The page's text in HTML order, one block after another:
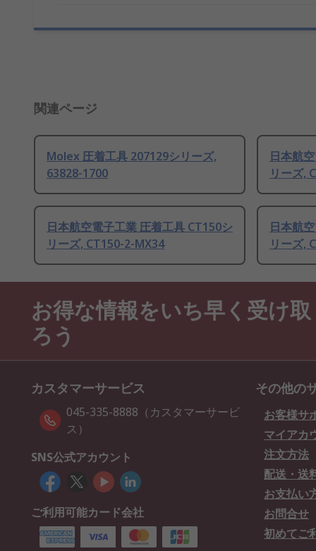
関連ページ
Molex 圧着工具 207129シリーズ,
63828-1700
日本航
リーズ,
日本航空電子工業 圧着工具 CT150シ
リーズ, CT150-2-MX34
日本航
リーズ,
お得な情報をいち早く受け取
ろう
カスタマーサービス
045-335-8888（カスタマーサービ
ス）
SNS公式アカウント
ご利用可能カード会社
その他の
お客様サ
マイアカ
注文方法
配送・送
お支払い
お問合せ
初めてご